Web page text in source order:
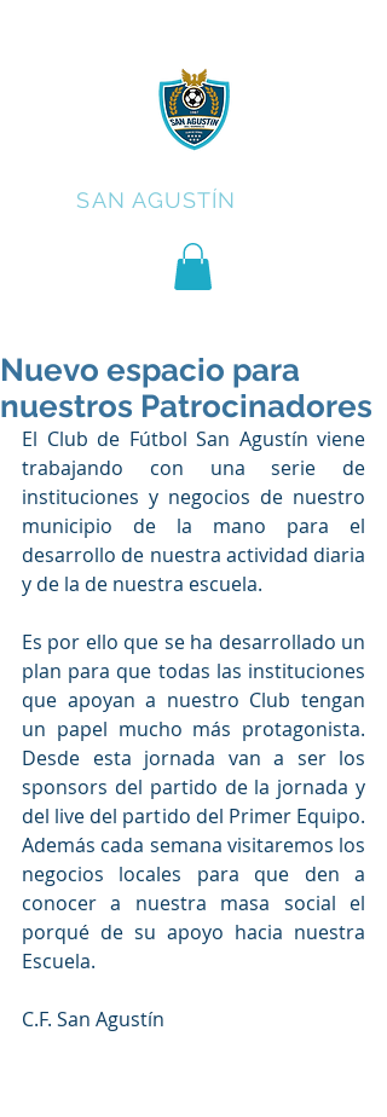
SAN AGUSTÍN
Nuevo espacio para
nuestros Patrocinadores
El Club de Fútbol San Agustín viene
trabajando con una serie de
instituciones y negocios de nuestro
municipio de la mano para el
desarrollo de nuestra actividad diaria
y de la de nuestra escuela.
Es por ello que se ha desarrollado un
plan para que todas las instituciones
que apoyan a nuestro Club tengan
un papel mucho más protagonista.
Desde esta jornada van a ser los
sponsors del partido de la jornada y
del live del partido del Primer Equipo.
Además cada semana visitaremos los
negocios locales para que den a
conocer a nuestra masa social el
porqué de su apoyo hacia nuestra
Escuela.
C.F. San Agustín